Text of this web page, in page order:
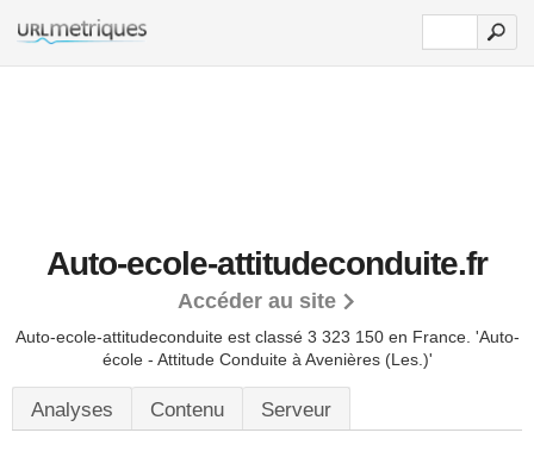
Auto-ecole-attitudeconduite.fr
Accéder au site
Auto-ecole-attitudeconduite est classé 3 323 150 en France. 'Auto-
école - Attitude Conduite à Avenières (Les.)'
Analyses Contenu Serveur